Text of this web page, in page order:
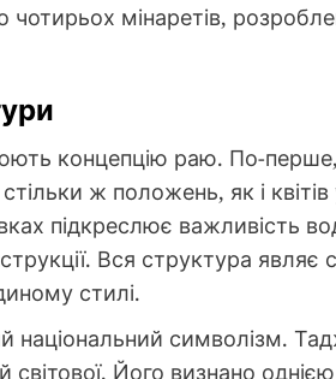
мінаретів,
концепцію раю. По-
ж положень, як і
підкреслює важливість
Вся структура являє
стилі.
національний символізм.
Його визнано